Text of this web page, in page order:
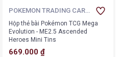
POKEMON TRADING CARD
GAME
Hộp thẻ bài Pokémon TCG Mega
Evolution - ME2.5 Ascended
Heroes Mini Tins
669.000 ₫